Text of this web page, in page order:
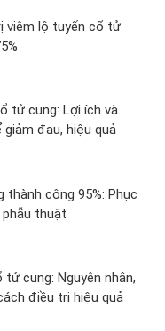
viêm lộ tuyến cổ tử
tử cung: Lợi ích và
giảm đau, hiệu quả
thành công 95%: Phục
thuật
cung: Nguyên nhân,
điều trị hiệu quả